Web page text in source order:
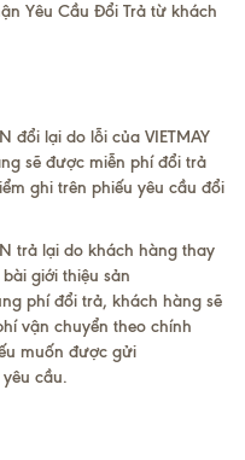
Yêu Cầu Đổi Trả từ khách
lại do lỗi của VIETMAY
sẽ được miễn phí đổi trả
ghi trên phiếu yêu cầu đổi
trả lại do khách hàng thay
giới thiệu sản
phí đổi trả, khách hàng sẽ
vận chuyển theo chính
muốn được gửi
cầu.